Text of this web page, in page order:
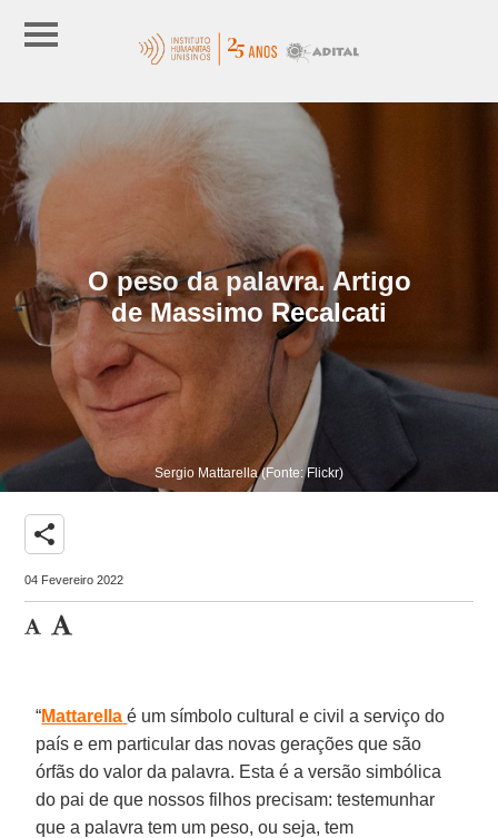
O peso da palavra. Artigo
de Massimo Recalcati
Sergio Mattarella (Fonte: Flickr)
share
04 Fevereiro 2022
“Mattarella é um símbolo cultural e civil a serviço do
país e em particular das novas gerações que são
órfãs do valor da palavra. Esta é a versão simbólica
do pai de que nossos filhos precisam: testemunhar
que a palavra tem um peso, ou seja, tem